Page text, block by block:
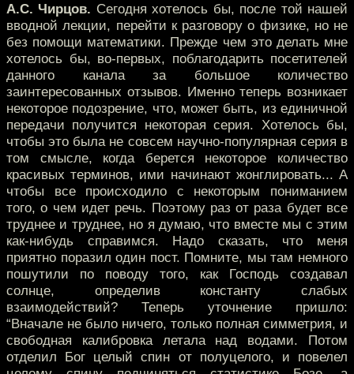
А.С. Чирцов. Сегодня хотелось бы, после той нашей
вводной лекции, перейти к разговору о физике, но не
без помощи математики. Прежде чем это делать мне
хотелось бы, во-первых, поблагодарить посетителей
данного канала за большое количество
заинтересованных отзывов. Именно теперь возникает
некоторое подозрение, что, может быть, из единичной
передачи получится некоторая серия. Хотелось бы,
чтобы это была не совсем научно-популярная серия в
том смысле, когда берется некоторое количество
красивых терминов, ими начинают жонглировать... А
чтобы все происходило с некоторым пониманием
того, о чем идет речь. Поэтому раз от раза будет все
труднее и труднее, но я думаю, что вместе мы с этим
как-нибудь справимся. Надо сказать, что меня
приятно поразил один пост. Помните, мы там немного
пошутили по поводу того, как Господь создавал
солнце, определив константу слабых
взаимодействий? Теперь уточнение пришло:
“Вначале не было ничего, только полная симметрия, и
свободная калибровка летала над водами. Потом
отделил Бог целый спин от полуцелого, и повелел